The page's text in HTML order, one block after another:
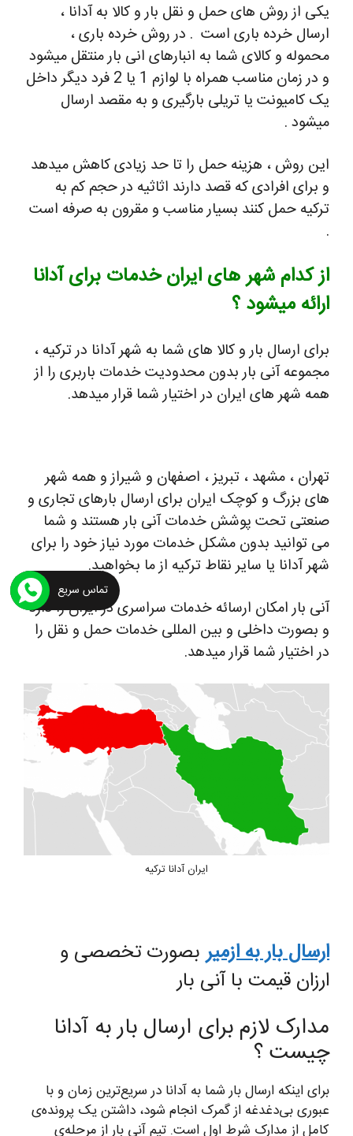
یکی از روش های حمل و نقل بار و کالا به آدانا ،
ارسال خرده باری است . در روش خرده باری ،
محموله و کالای شما به انبارهای انی بار منتقل میشود
و در زمان مناسب همراه با لوازم 1 یا 2 فرد دیگر داخل
یک کامیونت یا تریلی بارگیری و به مقصد ارسال
میشود .
این روش ، هزینه حمل را تا حد زیادی کاهش میدهد
و برای افرادی که قصد دارند اثاثیه در حجم کم به
ترکیه حمل کنند بسیار مناسب و مقرون به صرفه است
.
از کدام شهر های ایران خدمات برای آدانا
ارائه میشود ؟
برای ارسال بار و کالا های شما به شهر آدانا در ترکیه ،
مجموعه آنی بار بدون محدودیت خدمات باربری را از
همه شهر های ایران در اختیار شما قرار میدهد.
تهران ، مشهد ، تبریز ، اصفهان و شیراز و همه شهر
های بزرگ و کوچک ایران برای ارسال بارهای تجاری و
صنعتی تحت پوشش خدمات آنی بار هستند و شما
می توانید بدون مشکل خدمات مورد نیاز خود را برای
شهر آدانا یا سایر نقاط ترکیه از ما بخواهید.
آنی بار امکان ارسائه خدمات سراسری در ایران را دارد
و بصورت داخلی و بین المللی خدمات حمل و نقل را
در اختیار شما قرار میدهد.
ایران آدانا ترکیه
ارسال بار به ازمیربصورت تخصصی و
ارزان قیمت با آنی بار
مدارک لازم برای ارسال بار به آدانا
چیست ؟
برای اینکه ارسال بار شما به آدانا در سریع‌ترین زمان و با
عبوری بی‌دغدغه از گمرک انجام شود، داشتن یک پرونده‌ی
کامل از مدارک شرط اول است. تیم آنی بار از مرحله‌ی
تماس سریع